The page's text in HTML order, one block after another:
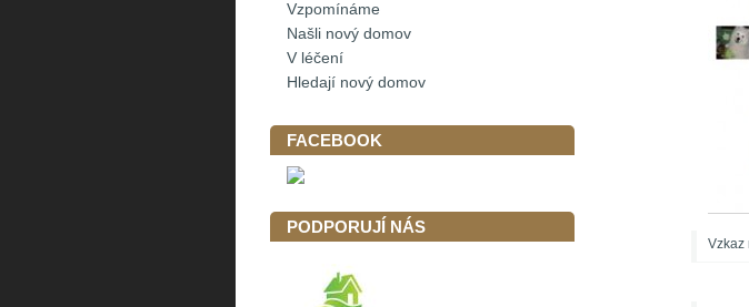
Vzkaz
Vzpomínáme
Našli nový domov
V léčení
Hledají nový domov
FACEBOOK
PODPORUJÍ NÁS